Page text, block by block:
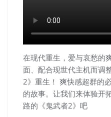
在现代重生，爱与哀愁的
面、配合现世代主机而调
2》重生！ 爽快感超群的
的故事。让我们来体验开
路的《鬼武者2》吧